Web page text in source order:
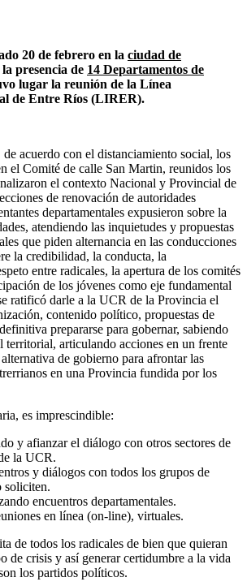
20 de febrero en la ciudad de
presencia de 14 Departamentos de
lugar la reunión de la Línea
de Entre Ríos (LIRER).
acuerdo con el distanciamiento social, los
el Comité de calle San Martin, reunidos los
el contexto Nacional y Provincial de
de renovación de autoridades
departamentales expusieron sobre la
atendiendo las inquietudes y propuestas
que piden alternancia en las conducciones
la credibilidad, la conducta, la
entre radicales, la apertura de los comités
de los jóvenes como eje fundamental
ratificó darle a la UCR de la Provincia el
contenido político, propuestas de
prepararse para gobernar, sabiendo
territorial, articulando acciones en un frente
de gobierno para afrontar las
en una Provincia fundida por los
es imprescindible:
y afianzar el diálogo con otros sectores de
la UCR.
y diálogos con todos los grupos de
soliciten.
encuentros departamentales.
en línea (on-line), virtuales.
de todos los radicales de bien que quieran
de crisis y así generar certidumbre a la vida
los partidos políticos.